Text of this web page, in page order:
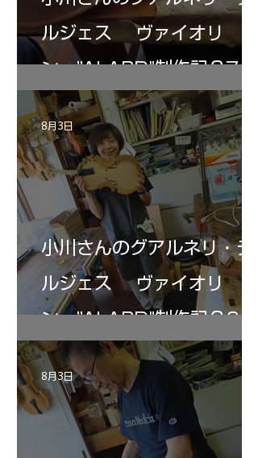
ルジェス ヴァイオリ
ン ”ALARD"制作記３7
小川さんのグアルネリ・デ
ルジェス ヴァイオリ
ン ”ALARD"制作記３6
8月3日
8月3日